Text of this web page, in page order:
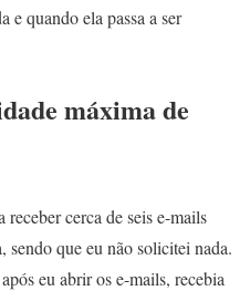
e quando ela passa a ser
máxima de
cerca de seis e-mails
sendo que eu não solicitei nada.
eu abrir os e-mails, recebia